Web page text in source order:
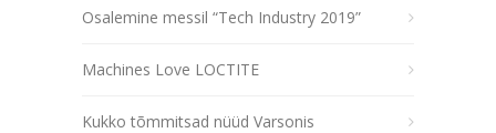
Osalemine messil “Tech Industry 2019”
Machines Love LOCTITE
Kukko tõmmitsad nüüd Varsonis